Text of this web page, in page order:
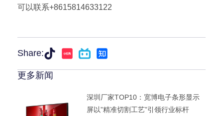
可以联系+8615814633122
Share:
更多新闻
深圳厂家TOP10：宽博电子条形显示
屏以”精准切割工艺”引领行业标杆